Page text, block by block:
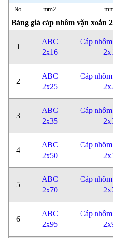
No. mm2
Bảng giá cáp nhôm vặn xoắn
1
ABC
2x16
Cáp
2
ABC
2x25
Cáp
3
ABC
2x35
Cáp
4
ABC
2x50
Cáp
5
ABC
2x70
Cáp
6
ABC
2x95
Cáp